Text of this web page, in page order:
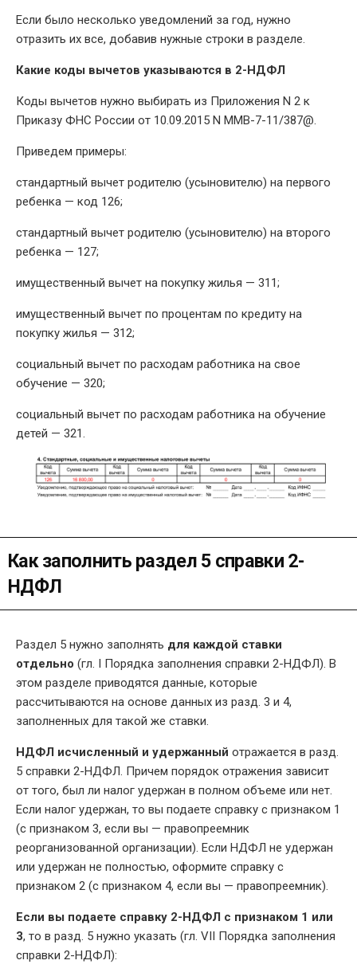
Если было несколько уведомлений за год, нужно
отразить их все, добавив нужные строки в разделе.
Какие коды вычетов указываются в 2-НДФЛ
Коды вычетов нужно выбирать из Приложения N 2 к
Приказу ФНС России от 10.09.2015 N ММВ-7-11/387@.
Приведем примеры:
стандартный вычет родителю (усыновителю) на первого
ребенка — код 126;
стандартный вычет родителю (усыновителю) на второго
ребенка — 127;
имущественный вычет на покупку жилья — 311;
имущественный вычет по процентам по кредиту на
покупку жилья — 312;
социальный вычет по расходам работника на свое
обучение — 320;
социальный вычет по расходам работника на обучение
детей — 321.
Как заполнить раздел 5 справки 2-
НДФЛ
Раздел 5 нужно заполнять для каждой ставки
отдельно (гл. I Порядка заполнения справки 2-НДФЛ). В
этом разделе приводятся данные, которые
рассчитываются на основе данных из разд. 3 и 4,
заполненных для такой же ставки.
НДФЛ исчисленный и удержанный отражается в разд.
5 справки 2-НДФЛ. Причем порядок отражения зависит
от того, был ли налог удержан в полном объеме или нет.
Если налог удержан, то вы подаете справку с признаком 1
(с признаком 3, если вы — правопреемник
реорганизованной организации). Если НДФЛ не удержан
или удержан не полностью, оформите справку с
признаком 2 (с признаком 4, если вы — правопреемник).
Если вы подаете справку 2-НДФЛ с признаком 1 или
3, то в разд. 5 нужно указать (гл. VII Порядка заполнения
справки 2-НДФЛ):